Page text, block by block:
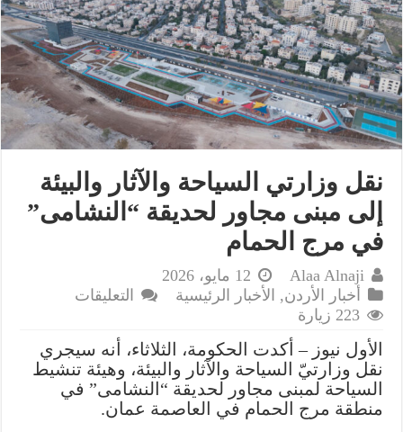
نقل وزارتي السياحة والآثار والبيئة
إلى مبنى مجاور لحديقة “النشامى”
في مرج الحمام
Alaa Alnaji
12 مايو، 2026
أخبار الأردن, الأخبار الرئيسية التعليقات
السياحة
والآثار
والبيئة
223 زيارة
الأول نيوز – أكدت الحكومة، الثلاثاء، أنه سيجري
نقل وزارتيّ السياحة والآثار والبيئة، وهيئة تنشيط
السياحة لمبنى مجاور لحديقة “النشامى” في
منطقة مرج الحمام في العاصمة عمان.